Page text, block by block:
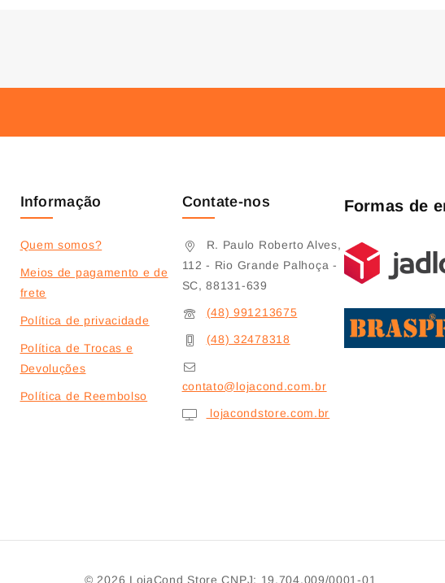
Informação
Quem somos?
Meios de pagamento e de
frete
Política de privacidade
Política de Trocas e
Devoluções
Política de Reembolso
Contate-nos
R. Paulo Roberto Alves,
112 - Rio Grande Palhoça -
SC, 88131-639
(48) 991213675
(48) 32478318
contato@lojacond.com.br
lojacondstore.com.br
Formas de
© 2026 LojaCond Store CNPJ: 19.704.009/0001-01